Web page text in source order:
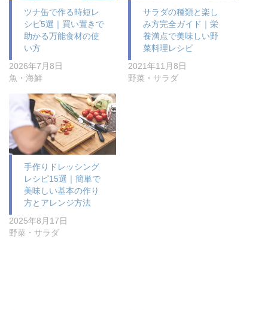
ツナ缶で作る時短レ
シピ5選｜買い置きで
助かる万能食材の使
い方
2026年7月8日
魚・海鮮
サラダの種類と楽し
み方完全ガイド｜栄
養満点で美味しい野
菜料理レシピ
2021年11月8日
野菜・サラダ
手作りドレッシング
レシピ15選｜簡単で
美味しい基本の作り
方とアレンジ方法
2025年8月17日
野菜・サラダ